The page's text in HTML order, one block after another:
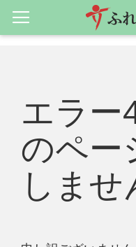
エラー
のペー
しませ